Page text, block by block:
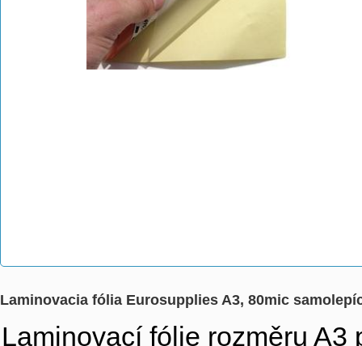
Laminovacia fólia Eurosupplies A3, 80mic
Laminovací fólie rozměru